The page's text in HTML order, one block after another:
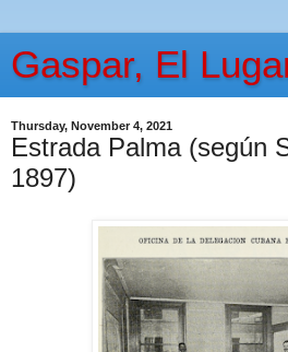
Gaspar, El
Thursday, November 4, 2021
Estrada Palma (según
1897)